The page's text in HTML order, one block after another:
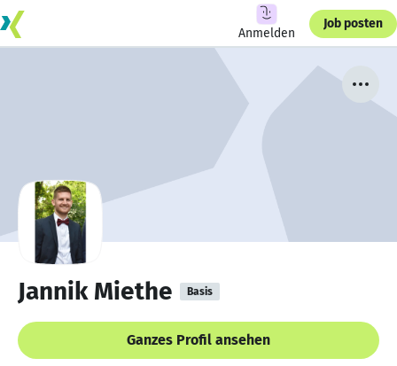
Anmelden
Job posten
Jannik Miethe Basis
Ganzes Profil ansehen